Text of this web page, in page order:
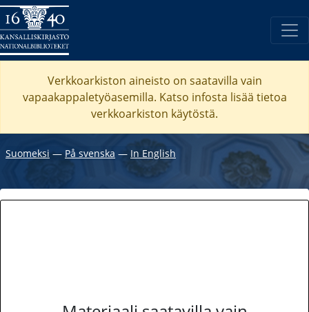
Verkkoarkiston aineisto on saatavilla vain
vapaakappaletyöasemilla. Katso infosta lisää tietoa
verkkoarkiston käytöstä.
Suomeksi ― På svenska ― In English